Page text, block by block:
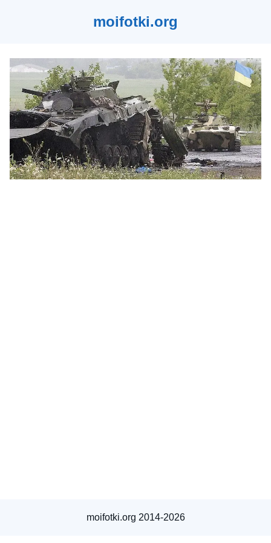
moifotki.org
moifotki.org 2014-2026